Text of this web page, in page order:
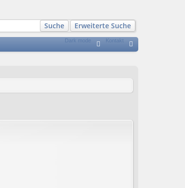
Suche Erweiterte Suche
S
Dark mode Kontakt